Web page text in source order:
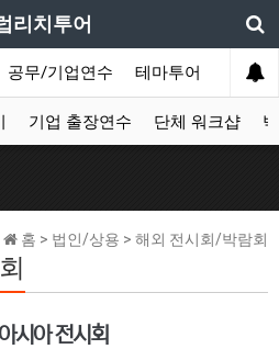
리치투어
공무/기업연수 테마투어 데이투
기업 출장연수 단체 워크샵
홈 > 법인/상용 > 해외 전시회/박람회
시아 전시회